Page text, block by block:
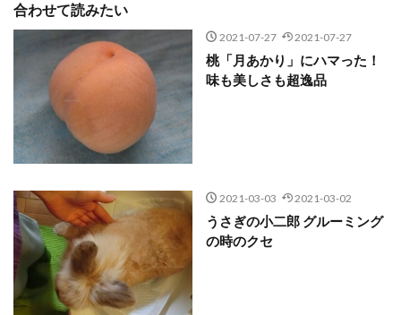
合わせて読みたい
2021-07-27 2021-07-27
桃「月あかり」にハマった！
味も美しさも超逸品
2021-03-03 2021-03-02
うさぎの小二郎 グルーミング
の時のクセ